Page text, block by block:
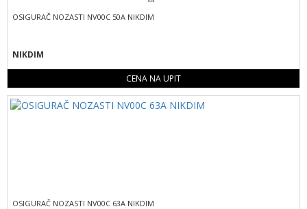
OSIGURAČ NOZASTI NV00C 50A NIKDIM
NIKDIM
CENA NA UPIT
OSIGURAČ NOZASTI NV00C 63A NIKDIM